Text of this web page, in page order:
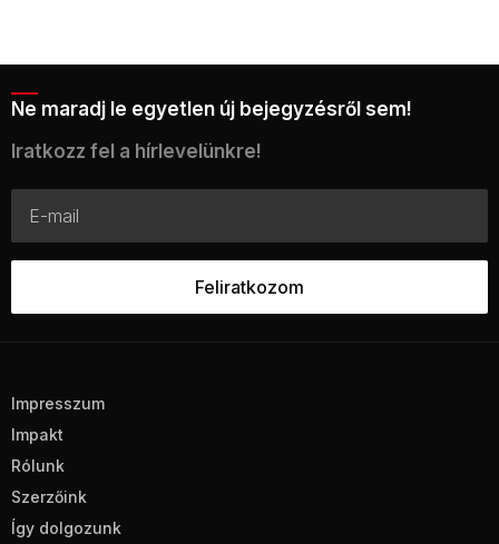
Ne maradj le egyetlen új bejegyzésről sem!
Iratkozz fel a hírlevelünkre!
Impresszum
Impakt
Rólunk
Szerzőink
Így dolgozunk